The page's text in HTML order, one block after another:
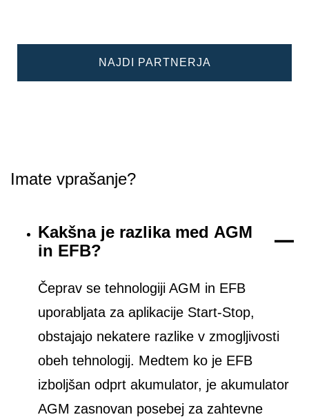
NAJDI PARTNERJA
Imate vprašanje?
Kakšna je razlika med AGM
in EFB?
Čeprav se tehnologiji AGM in EFB
uporabljata za aplikacije Start-Stop,
obstajajo nekatere razlike v zmogljivosti
obeh tehnologij. Medtem ko je EFB
izboljšan odprt akumulator, je akumulator
AGM zasnovan posebej za zahtevne